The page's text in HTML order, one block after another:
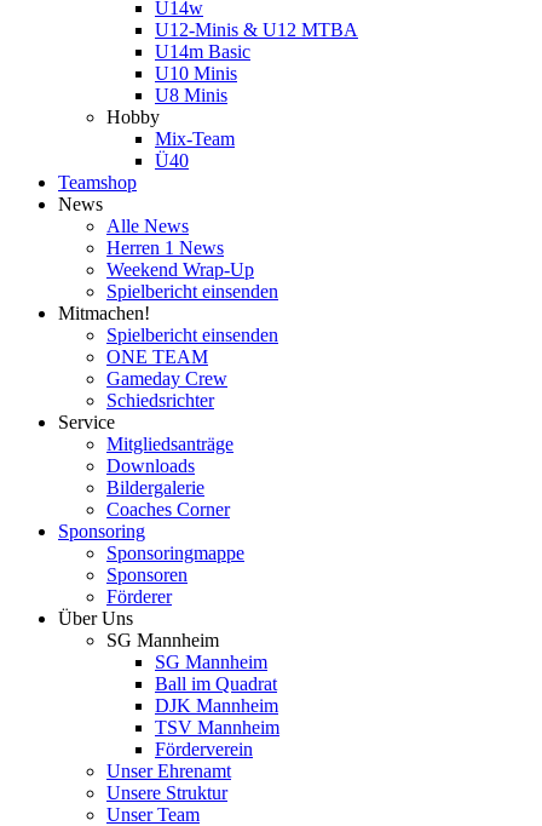
U14w
U12-Minis & U12 MTBA
U14m Basic
U10 Minis
U8 Minis
Hobby
Mix-Team
Ü40
Teamshop
News
Alle News
Herren 1 News
Weekend Wrap-Up
Spielbericht einsenden
Mitmachen!
Spielbericht einsenden
ONE TEAM
Gameday Crew
Schiedsrichter
Service
Mitgliedsanträge
Downloads
Bildergalerie
Coaches Corner
Sponsoring
Sponsoringmappe
Sponsoren
Förderer
Über Uns
SG Mannheim
SG Mannheim
Ball im Quadrat
DJK Mannheim
TSV Mannheim
Förderverein
Unser Ehrenamt
Unsere Struktur
Unser Team